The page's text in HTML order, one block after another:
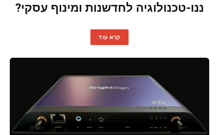
ננו-טכנולוגיה לחדשנות ומינוף עסקי?
קרא עוד